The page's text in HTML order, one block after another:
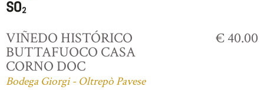
VIÑEDO HISTÓRICO
BUTTAFUOCO CASA
CORNO DOC
Bodega Giorgi - Oltrepò Pavese
€ 40.00